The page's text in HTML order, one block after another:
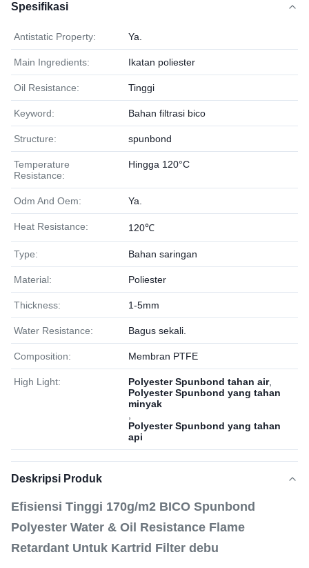
Spesifikasi
Antistatic Property: Ya.
Main Ingredients: Ikatan poliester
Oil Resistance: Tinggi
Keyword: Bahan filtrasi bico
Structure: spunbond
Temperature
Resistance:
Hingga 120°C
Odm And Oem: Ya.
Heat Resistance: 120℃
Type: Bahan saringan
Material: Poliester
Thickness: 1-5mm
Water Resistance: Bagus sekali.
Composition: Membran PTFE
High Light: Polyester Spunbond tahan air,
Polyester Spunbond yang tahan
minyak
Polyester Spunbond yang tahan
api
Deskripsi Produk
Efisiensi Tinggi 170g/m2 BICO Spunbond
Polyester Water & Oil Resistance Flame
Retardant Untuk Kartrid Filter debu